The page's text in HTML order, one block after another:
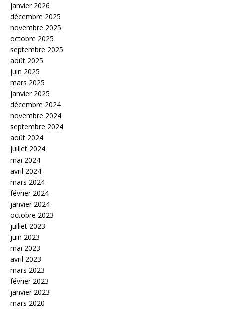
janvier 2026
décembre 2025
novembre 2025
octobre 2025
septembre 2025
août 2025
juin 2025
mars 2025
janvier 2025
décembre 2024
novembre 2024
septembre 2024
août 2024
juillet 2024
mai 2024
avril 2024
mars 2024
février 2024
janvier 2024
octobre 2023
juillet 2023
juin 2023
mai 2023
avril 2023
mars 2023
février 2023
janvier 2023
mars 2020